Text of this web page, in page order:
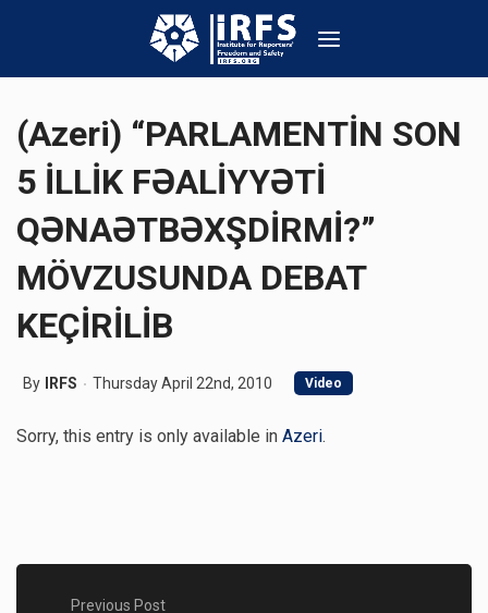
(Azeri) “PARLAMENTİN SON
5 İLLİK FƏALİYYƏTİ
QƏNAƏTBƏXŞDİRMİ?”
MÖVZUSUNDA DEBAT
KEÇİRİLİB
By IRFS Thursday April 22nd, 2010 Video
Sorry, this entry is only available in Azeri.
Previous Post